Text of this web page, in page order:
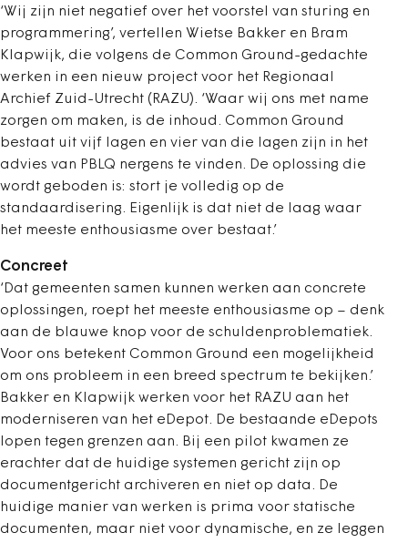
‘Wij zijn niet negatief over het voorstel van sturing en
programmering’, vertellen Wietse Bakker en Bram
Klapwijk, die volgens de Common Ground-gedachte
werken in een nieuw project voor het Regionaal
Archief Zuid-Utrecht (RAZU). ‘Waar wij ons met name
zorgen om maken, is de inhoud. Common Ground
bestaat uit vijf lagen en vier van die lagen zijn in het
advies van PBLQ nergens te vinden. De oplossing die
wordt geboden is: stort je volledig op de
standaardisering. Eigenlijk is dat niet de laag waar
het meeste enthousiasme over bestaat.’
Concreet
‘Dat gemeenten samen kunnen werken aan concrete
oplossingen, roept het meeste enthousiasme op – denk
aan de blauwe knop voor de schuldenproblematiek.
Voor ons betekent Common Ground een mogelijkheid
om ons probleem in een breed spectrum te bekijken.’
Bakker en Klapwijk werken voor het RAZU aan het
moderniseren van het eDepot. De bestaande eDepots
lopen tegen grenzen aan. Bij een pilot kwamen ze
erachter dat de huidige systemen gericht zijn op
documentgericht archiveren en niet op data. De
huidige manier van werken is prima voor statische
documenten, maar niet voor dynamische, en ze leggen